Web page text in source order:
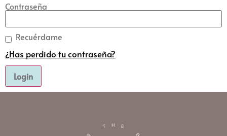
Contraseña
Recuérdame
¿Has perdido tu contraseña?